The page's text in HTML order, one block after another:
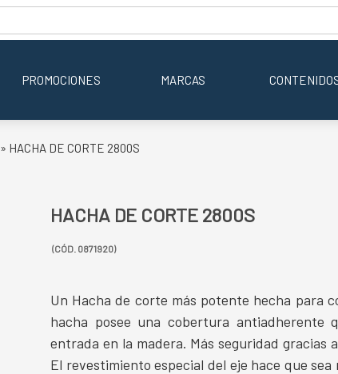
PROMOCIONES MARCAS
» HACHA DE CORTE 2800S
HACHA DE CORTE 2800S
(CÓD. 0871920)
Un Hacha de corte más potente hecha para
hacha posee una cobertura
entrada en la madera. Más seguridad gracias
El revestimiento especial del eje hace que